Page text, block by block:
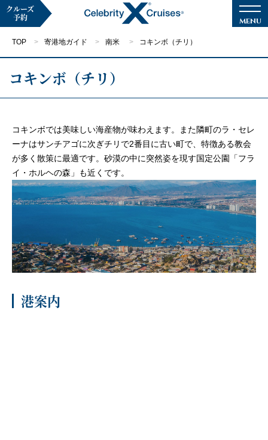
クルーズ検索
キャンペーン・特集
船内へようこそ
クルーズ
予約
TOP 寄港地ガイド 南米 コキンボ（チリ）
コキンボ（チリ）
コキンボでは美味しい海産物が味わえます。また隣町のラ・セレ
ーナはサンチアゴに次ぎチリで2番目に古い町で、特徴ある教会
が多く散策に最適です。砂漠の中に突然姿を現す国定公園「フラ
イ・ホルヘの森」も近くです。
港案内